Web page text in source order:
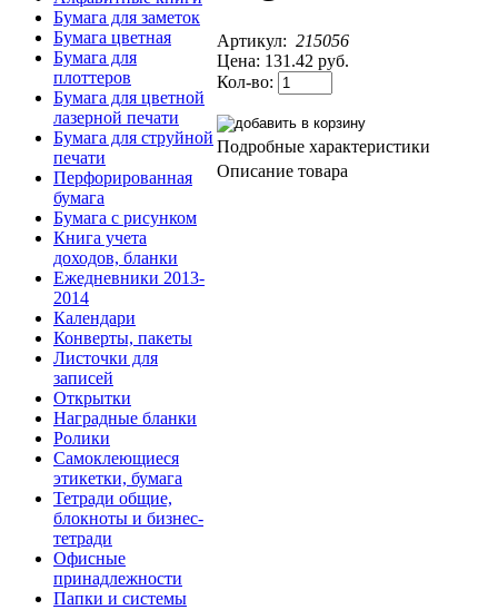
Бумага для заметок
Бумага цветная
Бумага для
плоттеров
Бумага для цветной
лазерной печати
Бумага для струйной
печати
Перфорированная
бумага
Бумага с рисунком
Книга учета
доходов, бланки
Ежедневники 2013-
2014
Календари
Конверты, пакеты
Листочки для
записей
Открытки
Наградные бланки
Ролики
Cамоклеющиеся
этикетки, бумага
Тетради общие,
блокноты и бизнес-
тетради
Офисные
принадлежности
Папки и системы
Артикул: 215056
Цена: 131.42 руб.
Кол-во:
Подробные характеристики
Описание товара